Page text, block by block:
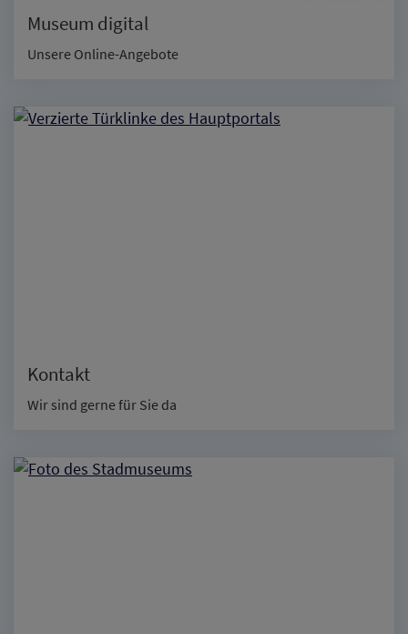
Museum digital
Unsere Online-Angebote
Kontakt
Wir sind gerne für Sie da